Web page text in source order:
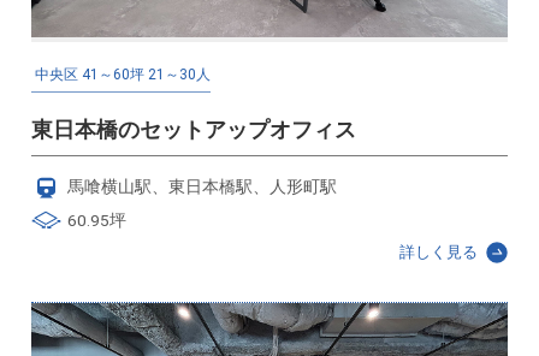
中央区 41～60坪 21～30人
東日本橋のセットアップオフィス
馬喰横山駅、東日本橋駅、人形町駅
60.95坪
詳しく見る